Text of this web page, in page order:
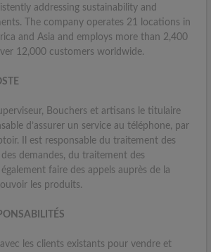
addressing sustainability and
The company operates 21 locations in
and Asia and employs more than 2,400
12,000 customers worldwide.
Bouchers et artisans le titulaire
d’assurer un service au téléphone, par
Il est responsable du traitement des
demandes, du traitement des
faire des appels auprès de la
les produits.
les clients existants pour vendre et